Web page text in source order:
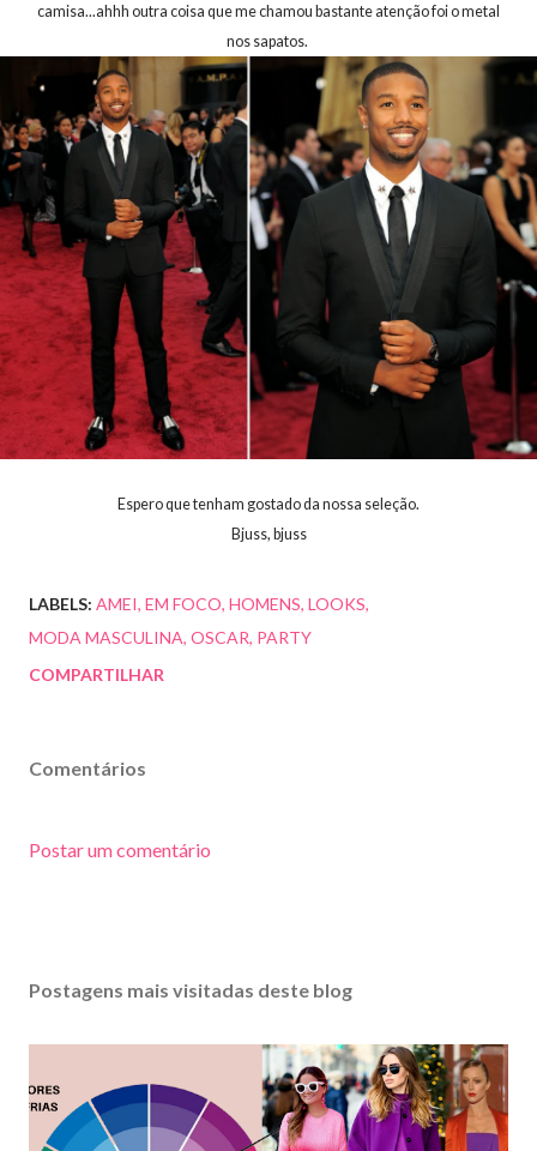
camisa...ahhh outra coisa que me chamou bastante atenção foi o metal
nos sapatos.
Espero que tenham gostado da nossa seleção.
Bjuss, bjuss
LABELS: AMEI EM FOCO HOMENS LOOKS
MODA MASCULINA OSCAR PARTY
COMPARTILHAR
Comentários
Postar um comentário
Postagens mais visitadas deste blog